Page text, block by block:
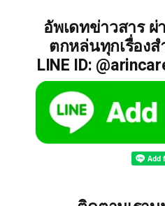
อัพเดทข่าวสาร ผ่
ตกหล่นทุกเรื่อง
LINE ID: